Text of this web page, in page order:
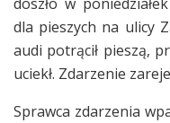
dla pieszych na ulicy
audi potrącił pieszą,
uciekł. Zdarzenie
Sprawca zdarzenia